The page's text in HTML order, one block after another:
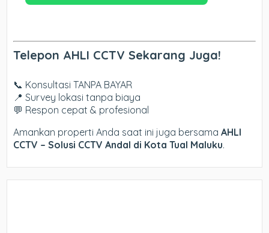
Telepon AHLI CCTV Sekarang Juga!
📞 Konsultasi TANPA BAYAR
📍 Survey lokasi tanpa biaya
💬 Respon cepat & profesional
Amankan properti Anda saat ini juga bersamaAHLI
CCTV – Solusi CCTV Andal di Kota Tual Maluku.